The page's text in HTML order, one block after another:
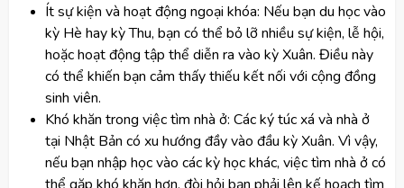
Ít sự kiện và hoạt động ngoại khóa: Nếu bạn du học vào
kỳ Hè hay kỳ Thu, bạn có thể bỏ lỡ nhiều sự kiện, lễ hội,
hoặc hoạt động tập thể diễn ra vào kỳ Xuân. Điều này
có thể khiến bạn cảm thấy thiếu kết nối với cộng đồng
sinh viên.
Khó khăn trong việc tìm nhà ở: Các ký túc xá và nhà ở
tại Nhật Bản có xu hướng đầy vào đầu kỳ Xuân. Vì vậy,
nếu bạn nhập học vào các kỳ học khác, việc tìm nhà ở có
thể gặp khó khăn hơn, đòi hỏi bạn phải lên kế hoạch tìm